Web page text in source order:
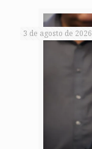
3 de agosto de 2026